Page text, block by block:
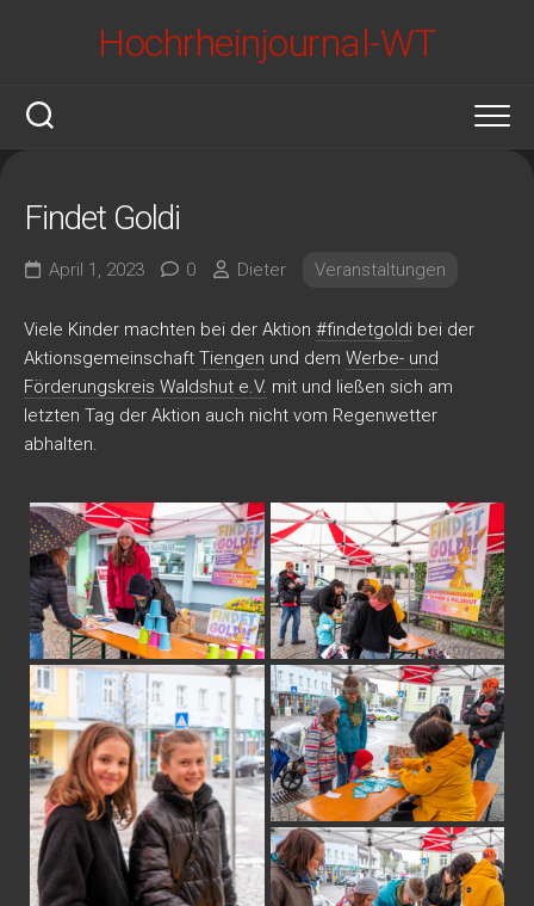
Hochrheinjournal-WT
Findet Goldi
April 1, 2023 0 Dieter Veranstaltungen
Viele Kinder machten bei der Aktion #findetgoldi bei der
Aktionsgemeinschaft Tiengen und dem Werbe- und
Förderungskreis Waldshut e.V. mit und ließen sich am
letzten Tag der Aktion auch nicht vom Regenwetter
abhalten.